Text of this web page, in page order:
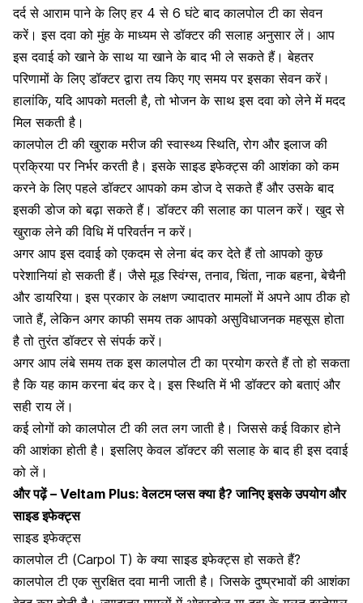
दर्द से आराम पाने के लिए हर 4 से 6 घंटे बाद कालपोल टी का सेवन
करें। इस दवा को मुंह के माध्यम से डॉक्टर की सलाह अनुसार लें। आप
इस दवाई को खाने के साथ या खाने के बाद भी ले सकते हैं। बेहतर
परिणामों के लिए डॉक्टर द्वारा तय किए गए समय पर इसका सेवन करें।
हालांकि, यदि आपको मतली है, तो भोजन के साथ इस दवा को लेने में मदद
मिल सकती है।
कालपोल टी की खुराक मरीज की स्वास्थ्य स्थिति, रोग और इलाज की
प्रक्रिया पर निर्भर करती है। इसके साइड इफेक्ट्स की आशंका को कम
करने के लिए पहले डॉक्टर आपको कम डोज दे सकते हैं और उसके बाद
इसकी डोज को बढ़ा सकते हैं। डॉक्टर की सलाह का पालन करें। खुद से
खुराक लेने की विधि में परिवर्तन न करें।
अगर आप इस दवाई को एकदम से लेना बंद कर देते हैं तो आपको कुछ
परेशानियां हो सकती हैं। जैसेमूड स्विंग्स,तनाव, चिंता, नाक बहना, बेचैनी
औरडायरिया । इस प्रकार के लक्षण ज्यादातर मामलों में अपने आप ठीक हो
जाते हैं, लेकिन अगर काफी समय तक आपको असुविधाजनक महसूस होता
है तो तुरंत डॉक्टर से संपर्क करें।
अगर आप लंबे समय तक इस कालपोल टी का प्रयोग करते हैं तो हो सकता
है कि यह काम करना बंद कर दे। इस स्थिति में भी डॉक्टर को बताएं और
सही राय लें।
कई लोगों को कालपोल टी की लत लग जाती है। जिससे कई विकार होने
की आशंका होती है। इसलिए केवल डॉक्टर की सलाह के बाद ही इस दवाई
को लें।
और पढ़ें – Veltam Plus: वेलटम प्लस क्या है? जानिए इसके उपयोग और
साइड इफेक्ट्स
साइड इफेक्ट्स
कालपोल टी (Carpol T) के क्या साइड इफेक्ट्स हो सकते हैं?
कालपोल टी एक सुरक्षित दवा मानी जाती है। जिसके दुष्प्रभावों की आशंका